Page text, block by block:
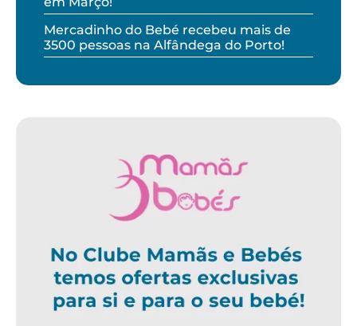
Mercadinho do Bebé recebeu mais de
3500 pessoas na Alfândega do Porto!